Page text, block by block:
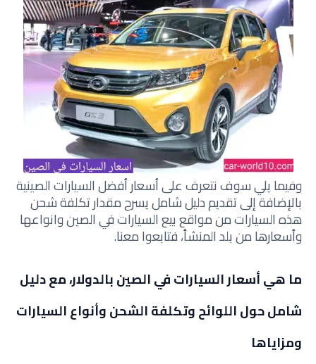
وفيما يلي سوف نتعرف على أسعار أفضل السيارات الصينية
بالإضافة إلى تقديم دليل شامل يسرح مقدار تكلفة شحن
هذه السيارات من مواقع بيع السيارات في الصين وانواعها
وأسعارها من بلد المنشأ، فتابعوا معنا.
ما هي أسعار السيارات في الصين بالدولار، مع دليل
شامل حول اللوائح وتكلفة الشحن وأنواع السيارات
ومزاياها